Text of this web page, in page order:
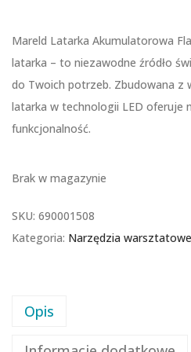
Mareld Latarka Akumulatorowa
latarka – to niezawodne źródło
do Twoich potrzeb. Zbudowana z
latarka w technologii LED oferuje
funkcjonalność.
Brak w magazynie
SKU: 690001508
Kategoria: Narzędzia warsztatowe
Opis